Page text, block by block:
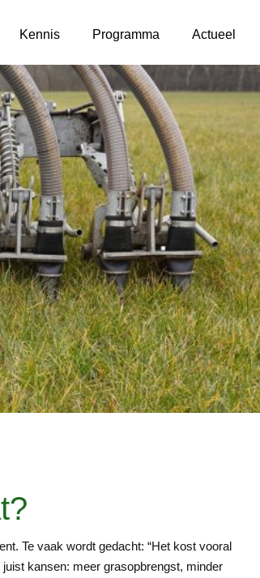
Kennis Programma Actueel
Te vaak wordt gedacht: “Het kost vooral
kansen: meer grasopbrengst, minder